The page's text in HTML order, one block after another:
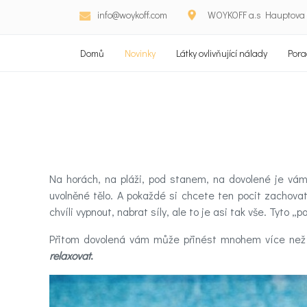
info@woykoff.com WOYKOFF a.s
Domů Novinky Látky ovlivňující nálady
Na horách, na pláži, pod stanem, na dovolené je
uvolněné tělo. A pokaždé si chcete ten pocit
chvíli vypnout, nabrat síly, ale to je asi tak vše. Tyto
Přitom dovolená vám může přinést mnohem více
relaxovat.